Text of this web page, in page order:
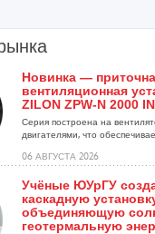
Новинка —
вентиляционная
ZILON ZPW-N 2000
Серия построена на
двигателями, что
06 АВГУСТА 2026
Учёные ЮУрГУ
каскадную
объединяющую
геотермальную